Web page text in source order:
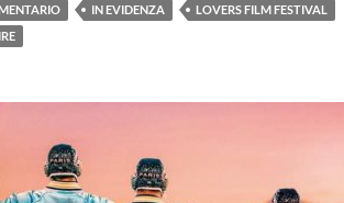
IN EVIDENZA
LOVERS FILM FESTIVAL